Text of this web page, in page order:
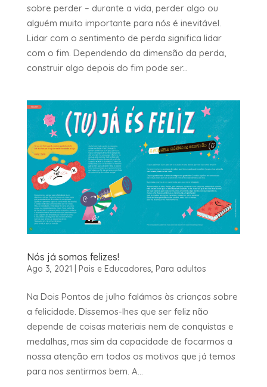
sobre perder – durante a vida, perder algo ou
alguém muito importante para nós é inevitável.
Lidar com o sentimento de perda significa lidar
com o fim. Dependendo da dimensão da perda,
construir algo depois do fim pode ser...
Nós já somos felizes!
Ago 3, 2021 Pais e Educadores, Para adultos
Na Dois Pontos de julho falámos às crianças sobre
a felicidade. Dissemos-lhes que ser feliz não
depende de coisas materiais nem de conquistas e
medalhas, mas sim da capacidade de focarmos a
nossa atenção em todos os motivos que já temos
para nos sentirmos bem. A...